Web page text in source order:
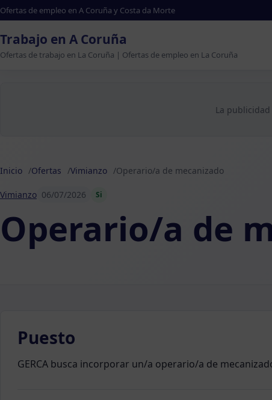
Ofertas de empleo en A Coruña y Costa da Morte
Trabajo en A Coruña
Ofertas de trabajo en La Coruña | Ofertas de empleo en La Coruña
La
Inicio Ofertas Vimianzo Operario/a de mecanizado
Vimianzo 06/07/2026 Si
Operario/a de
Puesto
GERCA busca incorporar un/a operario/a de